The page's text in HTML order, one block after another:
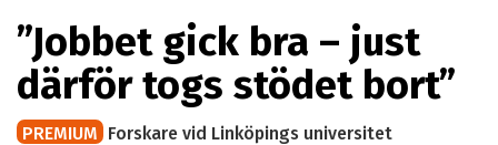
”Jobbet gick bra – just
därför togs stödet bort”
PREMIUM Forskare vid Linköpings universitet